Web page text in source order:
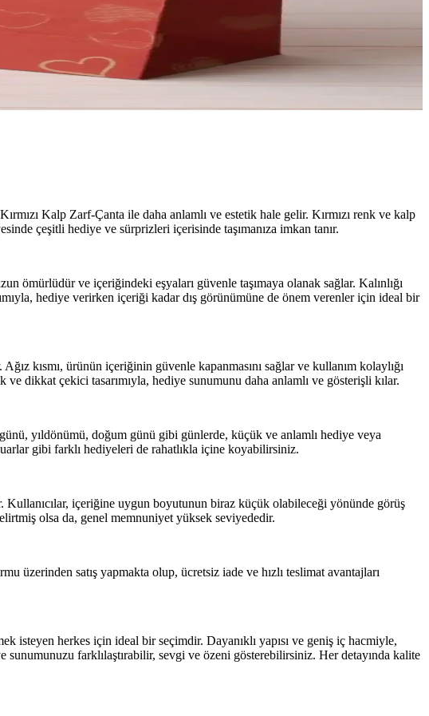
Kalp Zarf-Çanta ile daha anlamlı ve estetik hale gelir. Kırmızı renk ve kalp
çeşitli hediye ve sürprizleri içerisinde taşımanıza imkan tanır.
ömürlüdür ve içeriğindeki eşyaları güvenle taşımaya olanak sağlar. Kalınlığı
hediye verirken içeriği kadar dış görünümüne de önem verenler için ideal bir
kısmı, ürünün içeriğinin güvenle kapanmasını sağlar ve kullanım kolaylığı
dikkat çekici tasarımıyla, hediye sunumunu daha anlamlı ve gösterişli kılar.
yıldönümü, doğum günü gibi günlerde, küçük ve anlamlı hediye veya
gibi farklı hediyeleri de rahatlıkla içine koyabilirsiniz.
Kullanıcılar, içeriğine uygun boyutunun biraz küçük olabileceği yönünde görüş
olsa da, genel memnuniyet yüksek seviyededir.
üzerinden satış yapmakta olup, ücretsiz iade ve hızlı teslimat avantajları
isteyen herkes için ideal bir seçimdir. Dayanıklı yapısı ve geniş iç hacmiyle,
farklılaştırabilir, sevgi ve özeni gösterebilirsiniz. Her detayında kalite